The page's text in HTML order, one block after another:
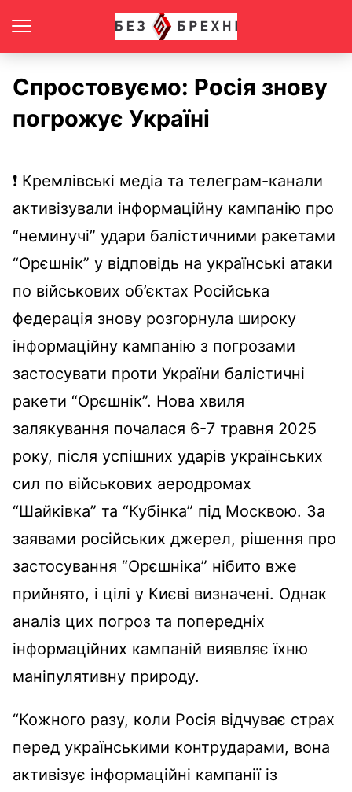
Спростовуємо: Росія знову
погрожує Україні
❗ Кремлівські медіа та телеграм-канали
активізували інформаційну кампанію про
“неминучі” удари балістичними ракетами
“Орєшнік” у відповідь на українські атаки
по військових об’єктах Російська
федерація знову розгорнула широку
інформаційну кампанію з погрозами
застосувати проти України балістичні
ракети “Орєшнік”. Нова хвиля
залякування почалася 6-7 травня 2025
року, після успішних ударів українських
сил по військових аеродромах
“Шайківка” та “Кубінка” під Москвою. За
заявами російських джерел, рішення про
застосування “Орєшніка” нібито вже
прийнято, і цілі у Києві визначені. Однак
аналіз цих погроз та попередніх
інформаційних кампаній виявляє їхню
маніпулятивну природу.
“Кожного разу, коли Росія відчуває страх
перед українськими контрударами, вона
активізує інформаційні кампанії із